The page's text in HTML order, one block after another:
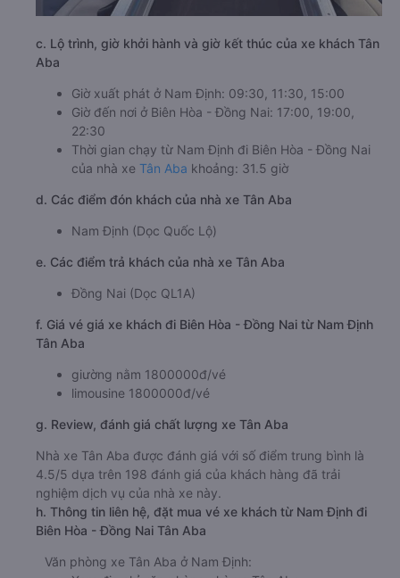
c. Lộ trình, giờ khởi hành và giờ kết thúc của xe khách Tân
Aba
Giờ xuất phát ở Nam Định: 09:30, 11:30, 15:00
Giờ đến nơi ở Biên Hòa - Đồng Nai: 17:00, 19:00,
22:30
Thời gian chạy từ Nam Định đi Biên Hòa - Đồng Nai
của nhà xe Tân Aba khoảng: 31.5 giờ
d. Các điểm đón khách của nhà xe Tân Aba
Nam Định (Dọc Quốc Lộ)
e. Các điểm trả khách của nhà xe Tân Aba
Đồng Nai (Dọc QL1A)
f. Giá vé giá xe khách đi Biên Hòa - Đồng Nai từ Nam Định
Tân Aba
giường nằm 1800000đ/vé
limousine 1800000đ/vé
g. Review, đánh giá chất lượng xe Tân Aba
Nhà xe Tân Aba được đánh giá với số điểm trung bình là
4.5/5 dựa trên 198 đánh giá của khách hàng đã trải
nghiệm dịch vụ của nhà xe này.
h. Thông tin liên hệ, đặt mua vé xe khách từ Nam Định đi
Biên Hòa - Đồng Nai Tân Aba
Văn phòng xe Tân Aba ở Nam Định: